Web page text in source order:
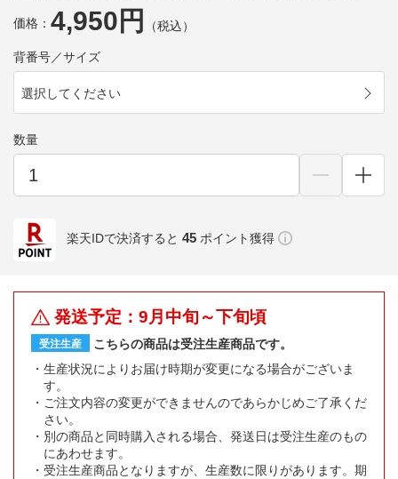
価格： 4,950円 （税込）
背番号／サイズ
選択してください
数量
楽天IDで決済すると 45 ポイント獲得
発送予定：9月中旬～下旬頃
受注生産
こちらの商品は受注生産商品です。
生産状況によりお届け時期が変更になる場合がございま
す。
ご注文内容の変更ができませんのであらかじめご了承くだ
さい。
別の商品と同時購入される場合、発送日は受注生産のもの
にあわせます。
受注生産商品となりますが、生産数に限りがあります。期